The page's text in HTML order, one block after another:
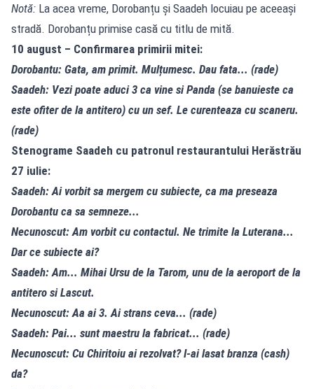
Notă: La acea vreme, Dorobanțu și Saadeh locuiau pe aceeași
stradă. Dorobanțu primise casă cu titlu de mită.
10 august – Confirmarea primirii mitei:
Dorobantu: Gata, am primit. Mulțumesc. Dau fata... (rade)
Saadeh: Vezi poate aduci 3 ca vine si Panda (se banuieste ca
este ofiter de la antitero) cu un sef. Le curenteaza cu scaneru.
(rade)
Stenograme Saadeh cu patronul restaurantului Herăstrău
27 iulie:
Saadeh: Ai vorbit sa mergem cu subiecte, ca ma preseaza
Dorobantu ca sa semneze...
Necunoscut: Am vorbit cu contactul. Ne trimite la Luterana...
Dar ce subiecte ai?
Saadeh: Am... Mihai Ursu de la Tarom, unu de la aeroport de la
antitero si Lascut.
Necunoscut: Aa ai 3. Ai strans ceva... (rade)
Saadeh: Pai... sunt maestru la fabricat... (rade)
Necunoscut: Cu Chiritoiu ai rezolvat? I-ai lasat branza (cash)
da?